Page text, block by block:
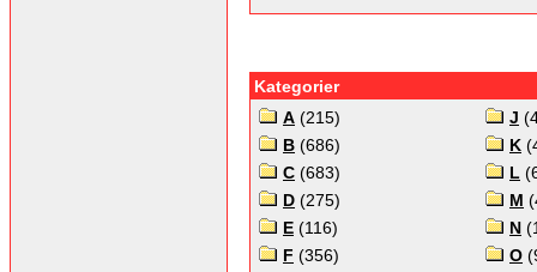
Kategorier
A (215)
B (686)
C (683)
D (275)
E (116)
F (356)
J
K
L
M
N
O